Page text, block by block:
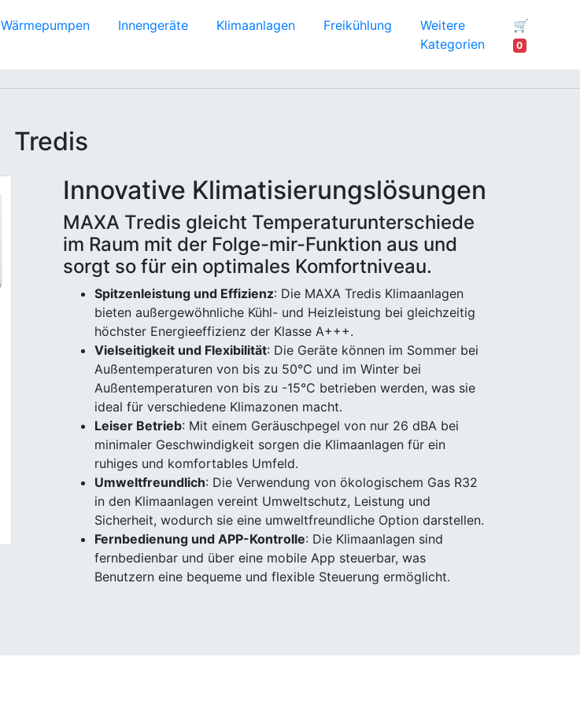
Wärmepumpen Innengeräte Klimaanlagen Freikühlung
Weitere
Kategorien
🛒
0
Tredis
Innovative Klimatisierungslösungen
MAXA Tredis gleicht Temperaturunterschiede
im Raum mit der Folge-mir-Funktion aus und
sorgt so für ein optimales Komfortniveau.
Spitzenleistung und Effizienz: Die MAXA Tredis Klimaanlagen
bieten außergewöhnliche Kühl- und Heizleistung bei gleichzeitig
höchster Energieeffizienz der Klasse A+++.
Vielseitigkeit und Flexibilität: Die Geräte können im Sommer bei
Außentemperaturen von bis zu 50°C und im Winter bei
Außentemperaturen von bis zu -15°C betrieben werden, was sie
ideal für verschiedene Klimazonen macht.
Leiser Betrieb: Mit einem Geräuschpegel von nur 26 dBA bei
minimaler Geschwindigkeit sorgen die Klimaanlagen für ein
ruhiges und komfortables Umfeld.
Umweltfreundlich: Die Verwendung von ökologischem Gas R32
in den Klimaanlagen vereint Umweltschutz, Leistung und
Sicherheit, wodurch sie eine umweltfreundliche Option darstellen.
Fernbedienung und APP-Kontrolle: Die Klimaanlagen sind
fernbedienbar und über eine mobile App steuerbar, was
Benutzern eine bequeme und flexible Steuerung ermöglicht.